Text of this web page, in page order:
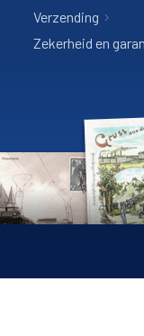
Verzending
Zekerheid en